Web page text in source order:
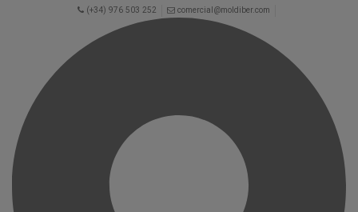
(+34) 976 503 252 comercial@moldiber.com